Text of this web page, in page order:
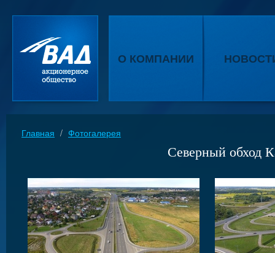
О КОМПАНИИ
Главная / Фотогалерея
Северный обход